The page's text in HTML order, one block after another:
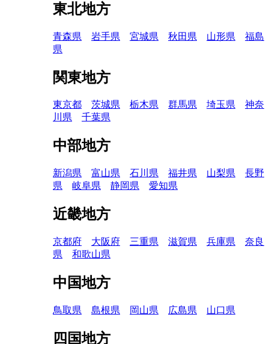
東北地方
青森県 岩手県 宮城県 秋田県 山形県
福島
県
関東地方
東京都 茨城県 栃木県 群馬県 埼玉県
神奈
川県
千葉県
中部地方
新潟県 富山県 石川県 福井県 山梨県
長野
県
岐阜県 静岡県 愛知県
近畿地方
京都府 大阪府 三重県 滋賀県 兵庫県
奈良
県
和歌山県
中国地方
鳥取県 島根県 岡山県 広島県 山口県
四国地方